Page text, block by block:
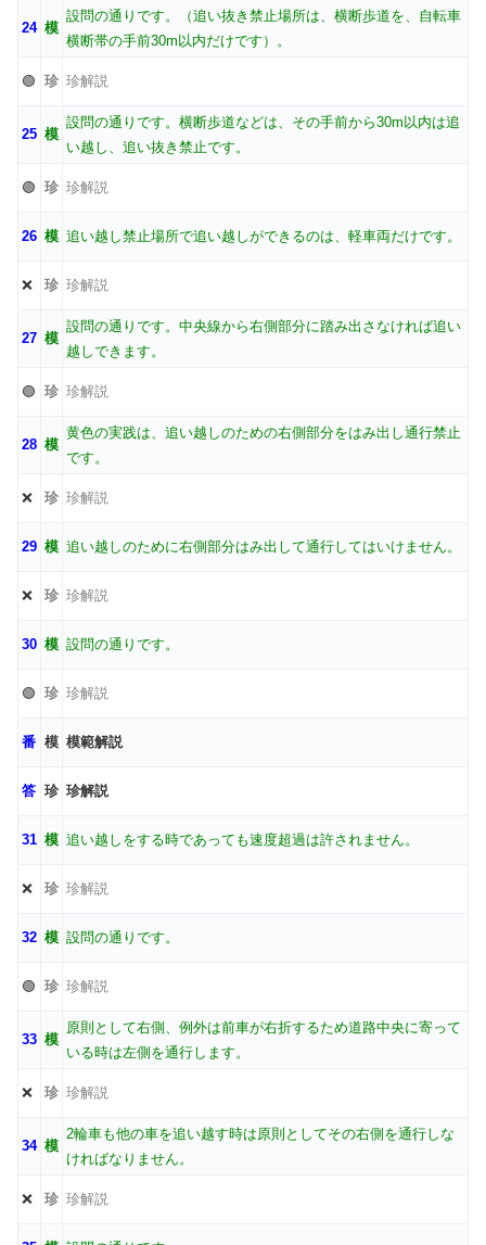
24 模
設問の通りです。（追い抜き禁止場所は、横断歩道を、自転車
横断帯の手前30m以内だけです）。
🟢 珍 珍解説
25 模
設問の通りです。横断歩道などは、その手前から30m以内は追
い越し、追い抜き禁止です。
🟢 珍 珍解説
26 模 追い越し禁止場所で追い越しができるのは、軽車両だけです。
❌ 珍 珍解説
27 模
設問の通りです。中央線から右側部分に踏み出さなければ追い
越しできます。
🟢 珍 珍解説
28 模
黄色の実践は、追い越しのための右側部分をはみ出し通行禁止
です。
❌ 珍 珍解説
29 模 追い越しのために右側部分はみ出して通行してはいけません。
❌ 珍 珍解説
30 模 設問の通りです。
🟢 珍 珍解説
番 模 模範解説
答 珍 珍解説
31 模 追い越しをする時であっても速度超過は許されません。
❌ 珍 珍解説
32 模 設問の通りです。
🟢 珍 珍解説
33 模
原則として右側、例外は前車が右折するため道路中央に寄って
いる時は左側を通行します。
❌ 珍 珍解説
34 模
2輪車も他の車を追い越す時は原則としてその右側を通行しな
ければなりません。
❌ 珍 珍解説